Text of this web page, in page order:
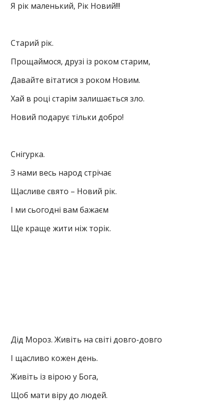
Я рік маленький, Рік Новий!!!
Старий рік.
Прощаймося, друзі із роком старим,
Давайте вітатися з роком Новим.
Хай в році старім залишається зло.
Новий подарує тільки добро!
Снігурка.
З нами весь народ стрічає
Щасливе свято – Новий рік.
І ми сьогодні вам бажаєм
Ще краще жити ніж торік.
Дід Мороз. Живіть на світі довго-довго
І щасливо кожен день.
Живіть із вірою у Бога,
Щоб мати віру до людей.